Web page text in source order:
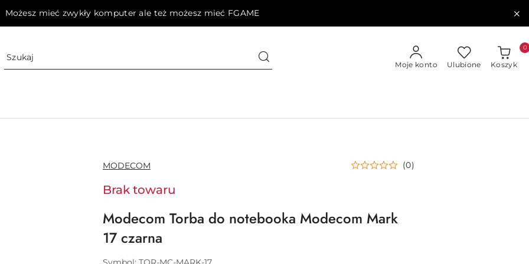
Możesz mieć zwykły komputer ale też możesz mieć FGAME
Moje konto Ulubione Koszyk
0
NAZWA
PRODUCENTA:
MODECOM (0)
Brak towaru
Modecom Torba do notebooka Modecom Mark
17 czarna